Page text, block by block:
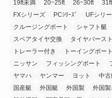
19ft未満 20~25ft 26~30ft
FXシリーズ
PCｼﾘｰｽﾞ UFシリ
クルージングボート
シャフト艇
スペアタイヤ交換
タイヤバースト
トレーラー付き
トーイングボート
ニッサン
フィッシングボート
ヤマハ
ヤンマー ヨット 中古
国産艇
外国艇 外国製 外国製